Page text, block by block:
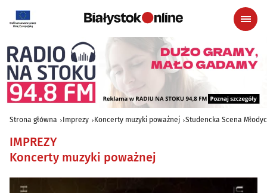
Strona główna Imprezy Koncerty muzyki poważnej Studencka Scena
IMPREZY
Koncerty muzyki poważnej